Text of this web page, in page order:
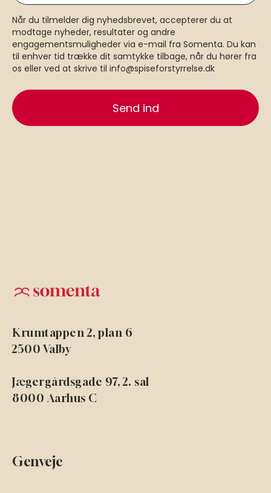
Krumtappen 2, plan 6
2500 Valby
Jægergårdsgade 97, 2. sal
8000 Aarhus C
Genveje